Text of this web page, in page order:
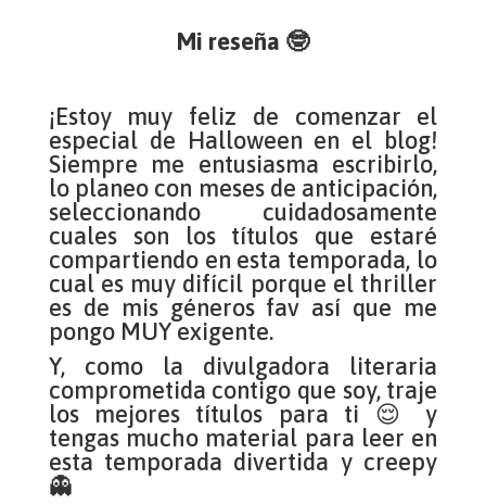
Mi reseña 🤓
¡Estoy muy feliz de comenzar el
especial de Halloween en el blog!
Siempre me entusiasma escribirlo,
lo planeo con meses de anticipación,
seleccionando cuidadosamente
cuales son los títulos que estaré
compartiendo en esta temporada, lo
cual es muy difícil porque el thriller
es de mis géneros fav así que me
pongo MUY exigente.
Y, como la divulgadora literaria
comprometida contigo que soy, traje
los mejores títulos para ti 😌 y
tengas mucho material para leer en
esta temporada divertida y creepy
👻